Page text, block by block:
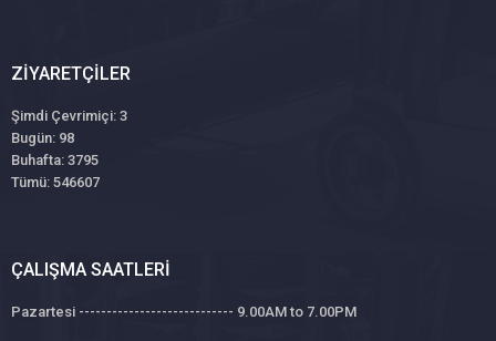
ZIYARETÇILER
Şimdi Çevrimiçi: 3
Bugün: 98
Buhafta: 3795
Tümü: 546607
ÇALIŞMA SAATLERI
Pazartesi ---------------------------- 9.00AM to 7.00PM